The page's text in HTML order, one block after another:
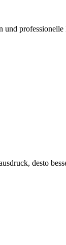
professionelle
desto